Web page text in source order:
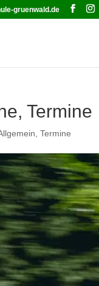
gruenwald.de
,Termine